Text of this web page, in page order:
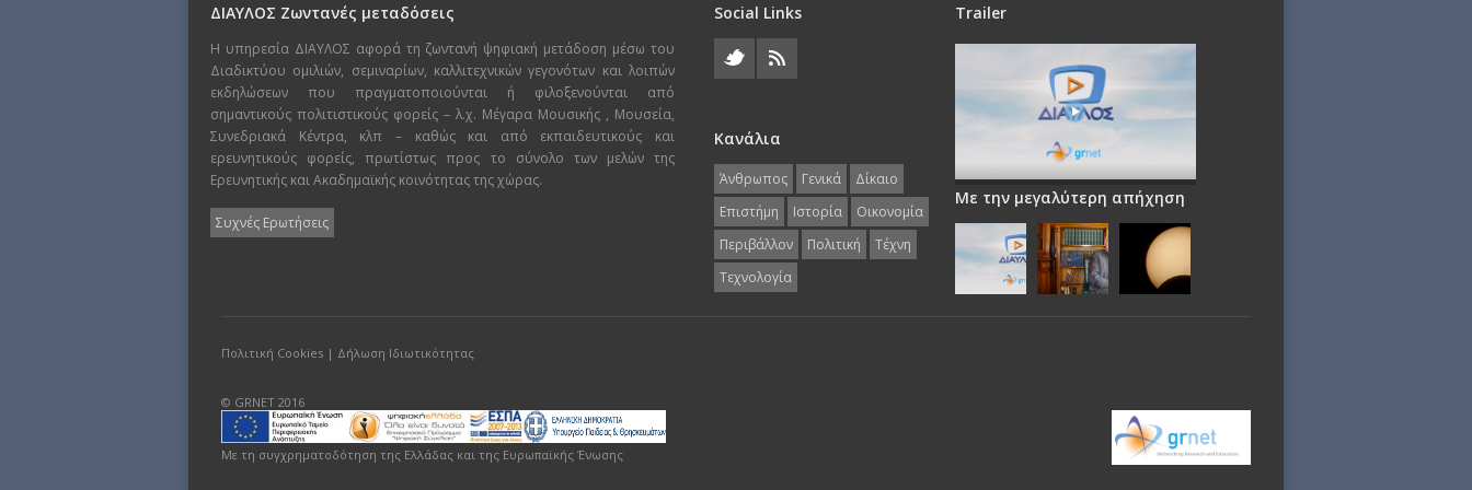
ΔΙΑΥΛΟΣ Ζωντανές μεταδόσεις
Η υπηρεσία ΔΙΑΥΛΟΣ αφορά τη ζωντανή ψηφιακή μετάδοση μέσω του
Διαδικτύου ομιλιών, σεμιναρίων, καλλιτεχνικών γεγονότων και λοιπών
εκδηλώσεων που πραγματοποιούνται ή φιλοξενούνται από
σημαντικούς πολιτιστικούς φορείς – λ.χ. Μέγαρα Μουσικής , Μουσεία,
Συνεδριακά Κέντρα, κλπ – καθώς και από εκπαιδευτικούς και
ερευνητικούς φορείς, πρωτίστως προς το σύνολο των μελών της
Ερευνητικής και Ακαδημαϊκής κοινότητας της χώρας.
Συχνές Ερωτήσεις
Social Links
Κανάλια
Άνθρωπος Γενικά
Δίκαιο
Επιστήμη
Ιστορία
Οικονομία
Περιβάλλον
Πολιτική
Τέχνη
Τεχνολογία
Trailer
Με την μεγαλύτερη απήχηση
Πολιτική Cookies | Δήλωση Ιδιωτικότητας
© GRNET 2016
Με τη συγχρηματοδότηση της Ελλάδας και της Ευρωπαϊκής Ένωσης